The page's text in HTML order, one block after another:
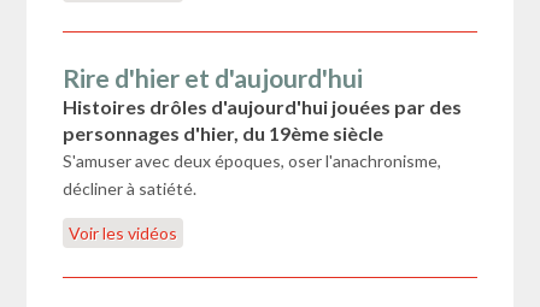
Rire d'hier et d'aujourd'hui
Histoires drôles d'aujourd'hui jouées par des
personnages d'hier, du 19ème siècle
S'amuser avec deux époques, oser l'anachronisme,
décliner à satiété.
Voir les vidéos